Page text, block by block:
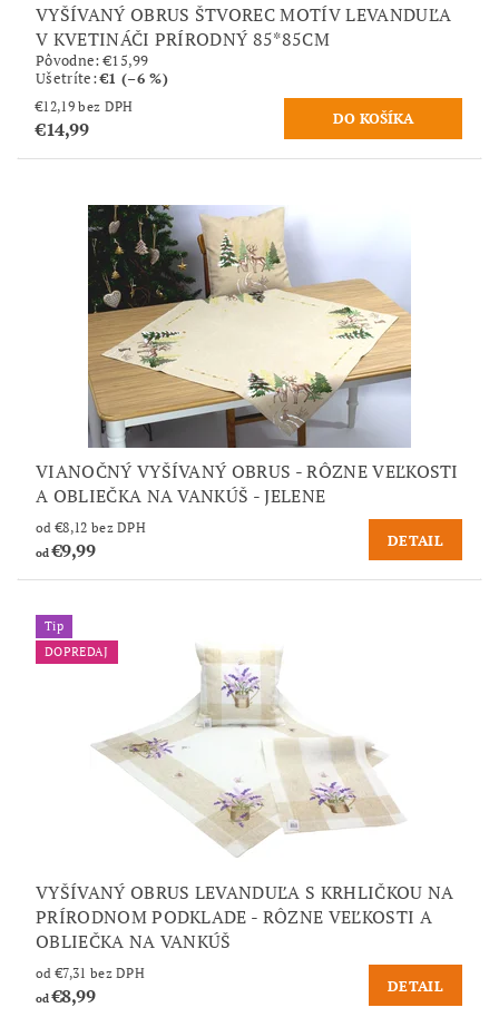
VYŠÍVANÝ OBRUS ŠTVOREC MOTÍV LEVANDUĽA
V KVETINÁČI PRÍRODNÝ 85*85CM
Pôvodne:€15,99
Ušetríte:€1 (–6 %)
€12,19 bez DPH
€14,99
VIANOČNÝ VYŠÍVANÝ OBRUS - RÔZNE VEĽKOSTI
A OBLIEČKA NA VANKÚŠ - JELENE
od €8,12 bez DPH
od€9,99 DETAIL
Tip
DOPREDAJ
VYŠÍVANÝ OBRUS LEVANDUĽA S KRHLIČKOU NA
PRÍRODNOM PODKLADE - RÔZNE VEĽKOSTI A
OBLIEČKA NA VANKÚŠ
od €7,31 bez DPH
od€8,99 DETAIL